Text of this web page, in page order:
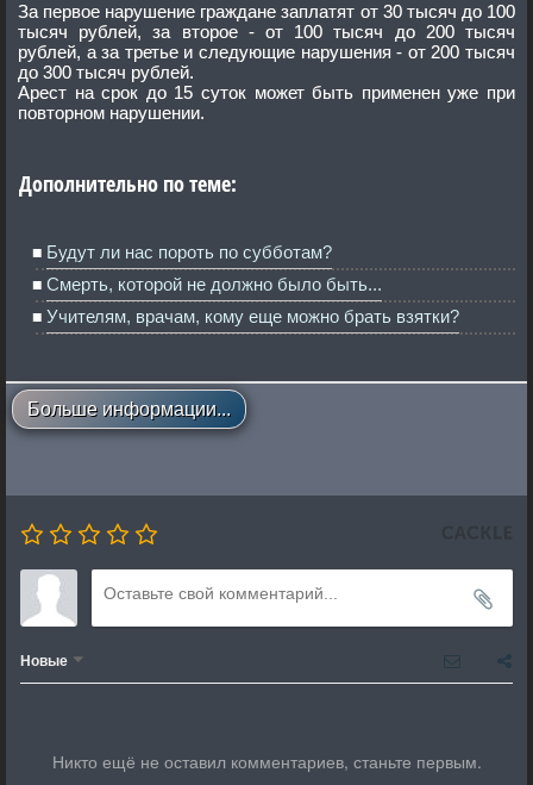
За первое нарушение граждане заплатят от 30 тысяч до 100
тысяч рублей, за второе - от 100 тысяч до 200 тысяч
рублей, а за третье и следующие нарушения - от 200 тысяч
до 300 тысяч рублей.
Арест на срок до 15 суток может быть применен уже при
повторном нарушении.
Дополнительно по теме:
Будут ли нас пороть по субботам?
Смерть, которой не должно было быть...
Учителям, врачам, кому еще можно брать взятки?
Больше информации...
Новые
Никто ещё не оставил комментариев, станьте первым.